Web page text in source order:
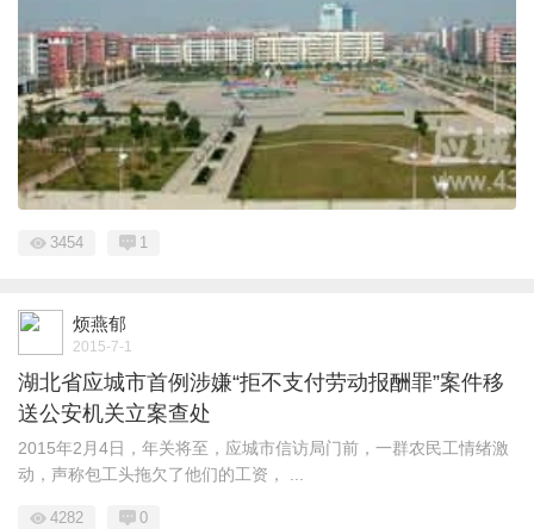
3454 1
烦燕郁
2015-7-1
湖北省应城市首例涉嫌“拒不支付劳动报酬罪”案件移
送公安机关立案查处
2015年2月4日，年关将至，应城市信访局门前，一群农民工情绪激
动，声称包工头拖欠了他们的工资， ...
4282 0